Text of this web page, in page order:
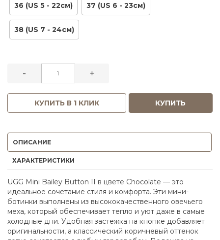
36 (US 5 - 22см) 37 (US 6 - 23см)
38 (US 7 - 24см)
- +
КУПИТЬ В 1 КЛИК КУПИТЬ
ОПИСАНИЕ
ХАРАКТЕРИСТИКИ
UGG Mini Bailey Button II в цвете Chocolate — это
идеальное сочетание стиля и комфорта. Эти мини-
ботинки выполнены из высококачественного овечьего
меха, который обеспечивает тепло и уют даже в самые
холодные дни. Удобная застежка на кнопке добавляет
оригинальности, а классический коричневый оттенок